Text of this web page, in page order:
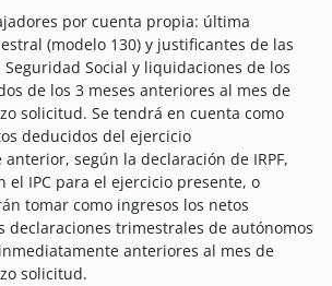
por cuenta propia: última
(modelo 130) y justificantes de las
Seguridad Social y liquidaciones de los
de los 3 meses anteriores al mes de
solicitud. Se tendrá en cuenta como
deducidos del ejercicio
según la declaración de IRPF,
el IPC para el ejercicio presente, o
tomar como ingresos los netos
declaraciones trimestrales de autónomos
anteriores al mes de
solicitud.